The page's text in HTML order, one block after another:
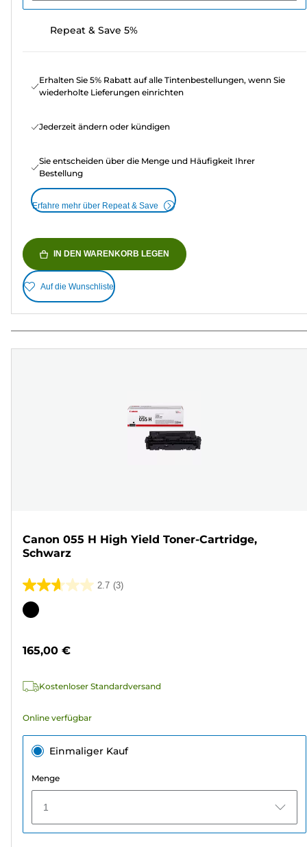
Repeat & Save 5%
Erhalten Sie 5% Rabatt auf alle Tintenbestellungen, wenn Sie
wiederholte Lieferungen einrichten
Jederzeit ändern oder kündigen
Sie entscheiden über die Menge und Häufigkeit Ihrer
Bestellung
Erfahre mehr über Repeat & Save
IN DEN WARENKORB LEGEN
Auf die Wunschliste
Canon 055 H High Yield Toner-Cartridge,
Schwarz
2.7 (3)
2.7
von
3
Farbpatrone
165,00 €
Kostenloser Standardversand
Online verfügbar
Einmaliger Kauf
Menge
1